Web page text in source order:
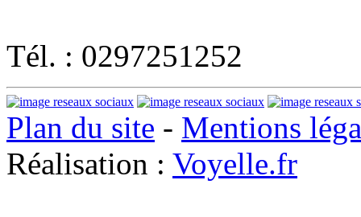
Tél. : 0297251252
Plan du site - Mentions
Réalisation : Voyelle.fr